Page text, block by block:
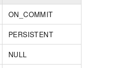
ON_COMMIT
PERSISTENT
NULL